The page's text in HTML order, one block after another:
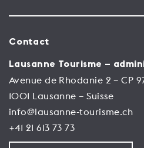
Contact
Lausanne Tourisme –
Avenue de Rhodanie 2 – CP
1001 Lausanne – Suisse
info@lausanne-tourisme.ch
+41 21 613 73 73